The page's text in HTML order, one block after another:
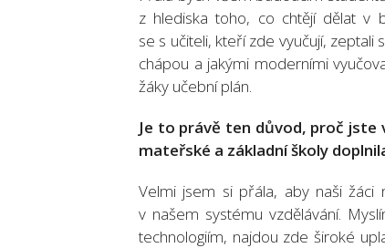
z hlediska toho, co chtějí dělat v
se s učiteli, kteří zde vyučují, zeptali
chápou a jakými moderními
žáky učební plán.
Je to právě ten důvod, proč jste
mateřské a základní školy
Velmi jsem si přála, aby naši žáci
v našem systému vzdělávání.
technologiím, najdou zde široké